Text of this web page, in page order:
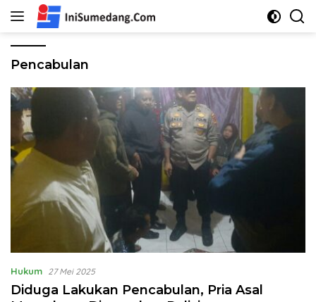
Langsung
Pencabulan
Hukum 27 Mei 2025
Diduga Lakukan Pencabulan, Pria Asal